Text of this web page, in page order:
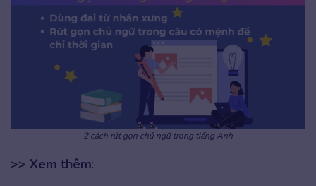
2 cách rút gọn chủ ngữ trong tiếng Anh
>> Xem thêm: